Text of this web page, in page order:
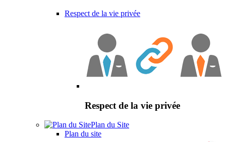
Respect de la vie privée
Respect de la vie privée
Plan du Site
Plan du site